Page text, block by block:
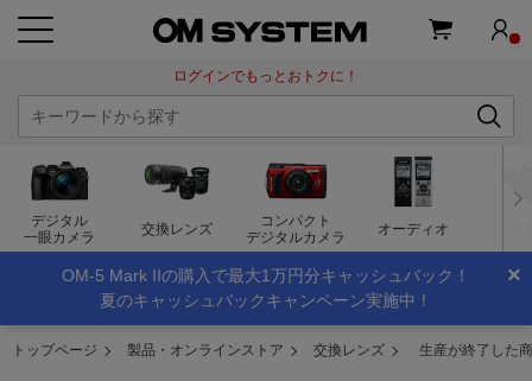
ログインでもっとおトクに！
デジタル
一眼カメラ
交換レンズ
コンパクト
デジタルカメラ
オーディオ
×
OM-5 Mark IIの購入で最大1万円分キャッシュバック！
夏のキャッシュバックキャンペーン実施中！
トップページ 製品・オンラインストア 交換レンズ 生産が終了した